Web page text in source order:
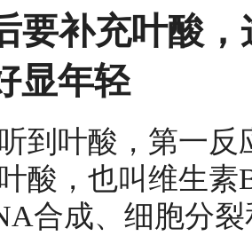
要补充叶酸
显年轻
到叶酸，第一
酸，也叫维生
合成、细胞分